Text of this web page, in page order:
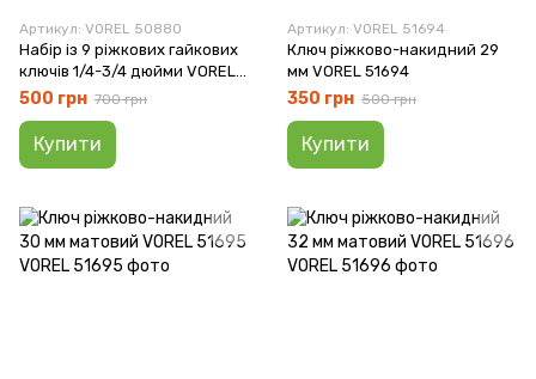
Артикул: VOREL 50880
Набір із 9 ріжкових гайкових
ключів 1/4-3/4 дюйми VOREL
50880
500 грн 700 грн
Купити
Артикул: VOREL 51694
Ключ ріжково-накидний 29
мм VOREL 51694
350 грн 500 грн
Купити